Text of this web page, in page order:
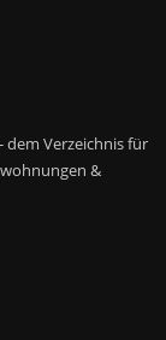
dem Verzeichnis für
&